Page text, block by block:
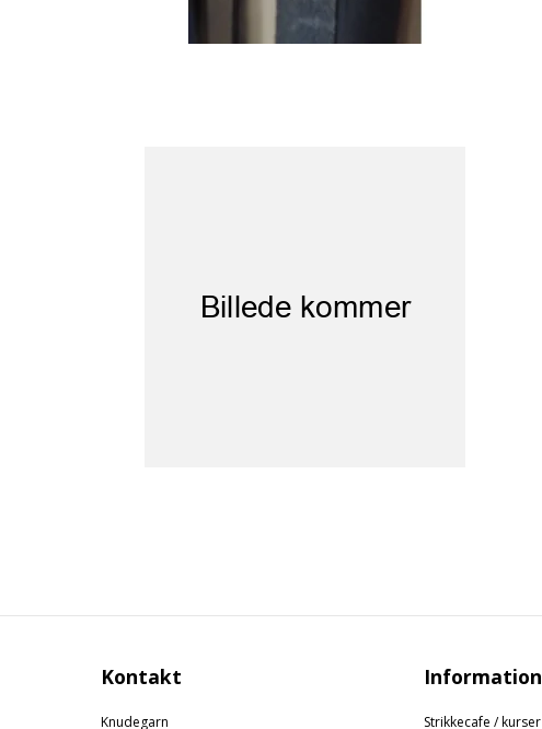
Kontakt
Knudegarn
Information
Strikkecafe / kurser